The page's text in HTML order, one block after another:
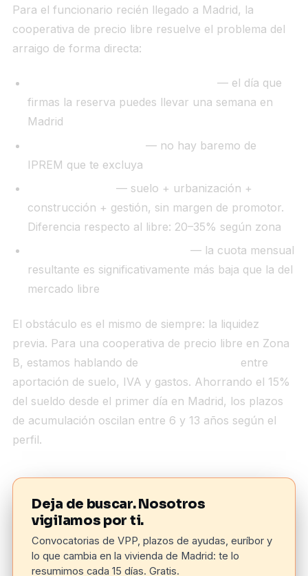
Para el funcionario recién llegado a Madrid, la
cooperativa de precio libre resuelve el problema del
arraigo de forma directa:
— el día que
firmas la reserva puedes llevar una semana en
Madrid
— no hay baremo de
IPREM que te excluya
— suelo + urbanización +
construcción + gestión, sin margen de promotor.
Diferencia respecto al libre: 20–35% según zona
— la cuota mensual
resultante es significativamente más baja que la del
mercado libre
El obstáculo es el mismo de siempre: la liquidez
previa. Para una cooperativa de precio libre en Zona
B, estamos hablando de
entre
aportación de suelo, IVA y gastos. Ahorrando el 15%
del sueldo desde el primer día en Madrid, los plazos
de acumulación oscilan entre 6 y 13 años según el
perfil.
Deja de buscar. Nosotros
vigilamos por ti.
Convocatorias de VPP, plazos de ayudas, euríbor y
lo que cambia en la vivienda de Madrid: te lo
resumimos cada 15 días. Gratis.